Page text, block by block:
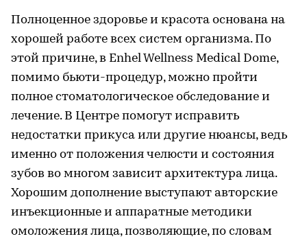
Полноценное здоровье и красота основана на
хорошей работе всех систем организма. По
этой причине, в Enhel Wellness Medical Dome,
помимо бьюти-процедур, можно пройти
полное стоматологическое обследование и
лечение. В Центре помогут исправить
недостатки прикуса или другие нюансы, ведь
именно от положения челюсти и состояния
зубов во многом зависит архитектура лица.
Хорошим дополнение выступают авторские
инъекционные и аппаратные методики
омоложения лица, позволяющие, по словам